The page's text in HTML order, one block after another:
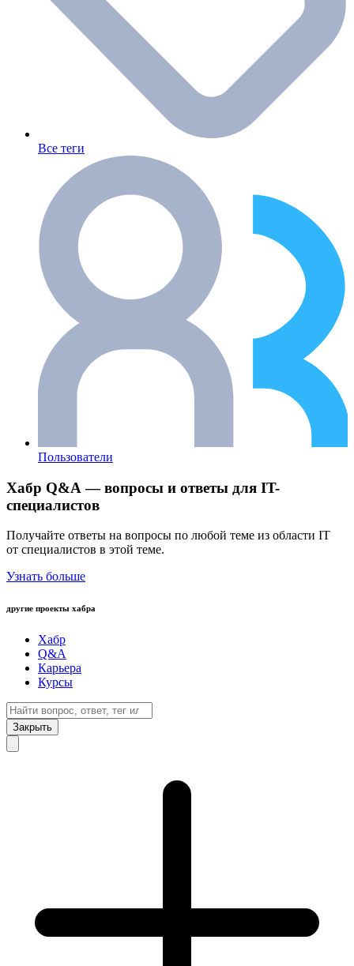
Все теги
Пользователи
Хабр Q&A — вопросы и ответы для IT-
специалистов
Получайте ответы на вопросы по любой теме из области IT
от специалистов в этой теме.
Узнать больше
другие проекты хабра
Хабр
Q&A
Карьера
Курсы
Закрыть